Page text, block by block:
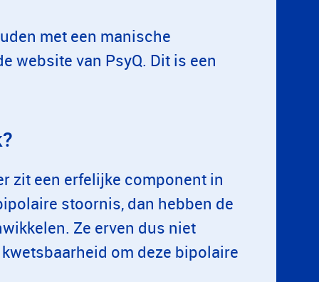
met een manische
website van PsyQ. Dit is een
zit een erfelijke component in
stoornis, dan hebben de
Ze erven dus niet
om deze bipolaire